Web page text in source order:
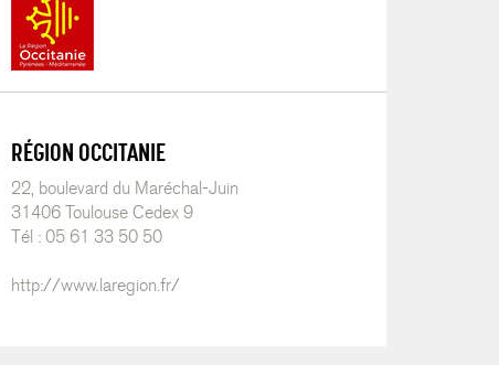
RÉGION OCCITANIE
22, boulevard du Maréchal-Juin
31406 Toulouse Cedex 9
Tél : 05 61 33 50 50
http://www.laregion.fr/